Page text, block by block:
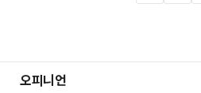
오피니언